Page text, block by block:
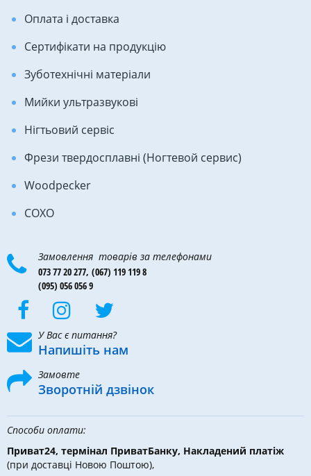
Оплата і доставка
Сертифікати на продукцію
Зуботехнічні матеріали
Мийки ультразвукові
Нігтьовий сервіс
Фрези твердосплавні (Ногтевой сервис)
Woodpecker
COXO
Замовлення товарів за телефонами
073 77 20 277, (067) 119 119 8
(095) 056 056 9
У Вас є питання?
Напишіть нам
Замовте
Зворотній дзвінок
Способи оплати:
Приват24, термінал ПриватБанку, Накладений платіж
(при доставці Новою Поштою),